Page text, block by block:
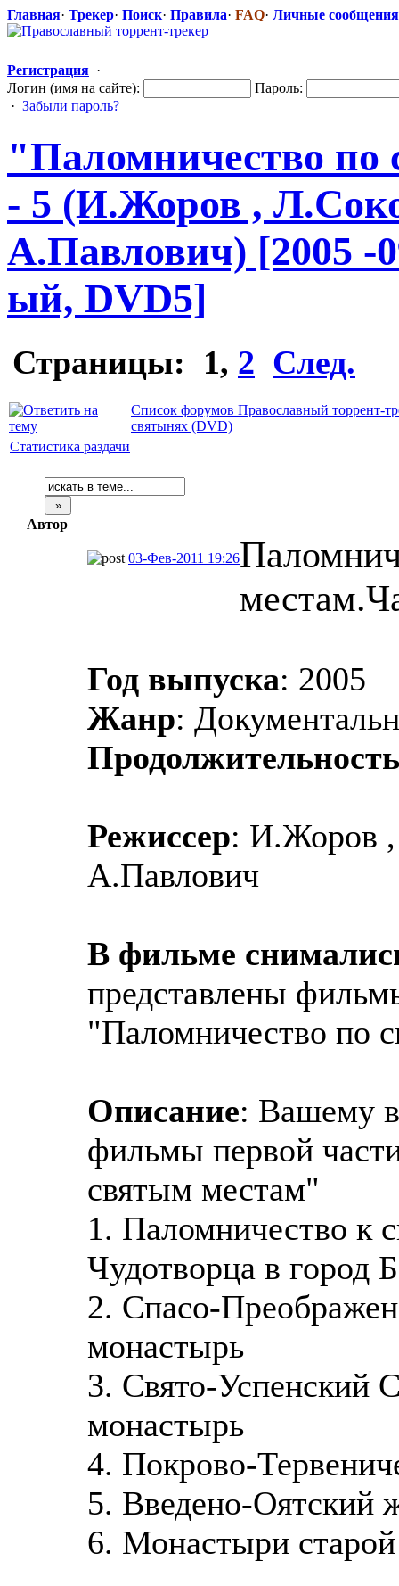
Главная· Трекер· Поиск· Правила· FAQ· Личные сообщения
Регистрация ·
Логин (имя на сайте):
Пароль:
· Забыли пароль?
"Паломни​чество
- 5 (И.Жоров ,
А.Павлович) [2005 -
ый, DVD5]
Страницы: 1, 2 След.
Список форумов Православный торрент-
святынях (DVD)
Статистика раздачи
Автор
03-Фев-2011 19:26
Год выпуска: 2005
Жанр:
Продолжительность
Режиссер: И.Жоров ,
А.Павлович
В фильме
представлены
"Паломничество по
Описание: Вашему
фильмы первой
святым местам"
1. Паломничество к
Чудотворца в город
2. Спасо-
монастырь
3. Свято-Успенский
монастырь
4. Покрово-
5. Введено-Оятский
6. Монастыри